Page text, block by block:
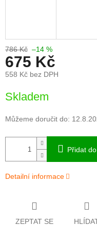
786 Kč –14 %
675 Kč
558 Kč bez DPH
cena:
Skladem
Můžeme doručit do:
Přidat
Detailní informace
ZEPTAT SE